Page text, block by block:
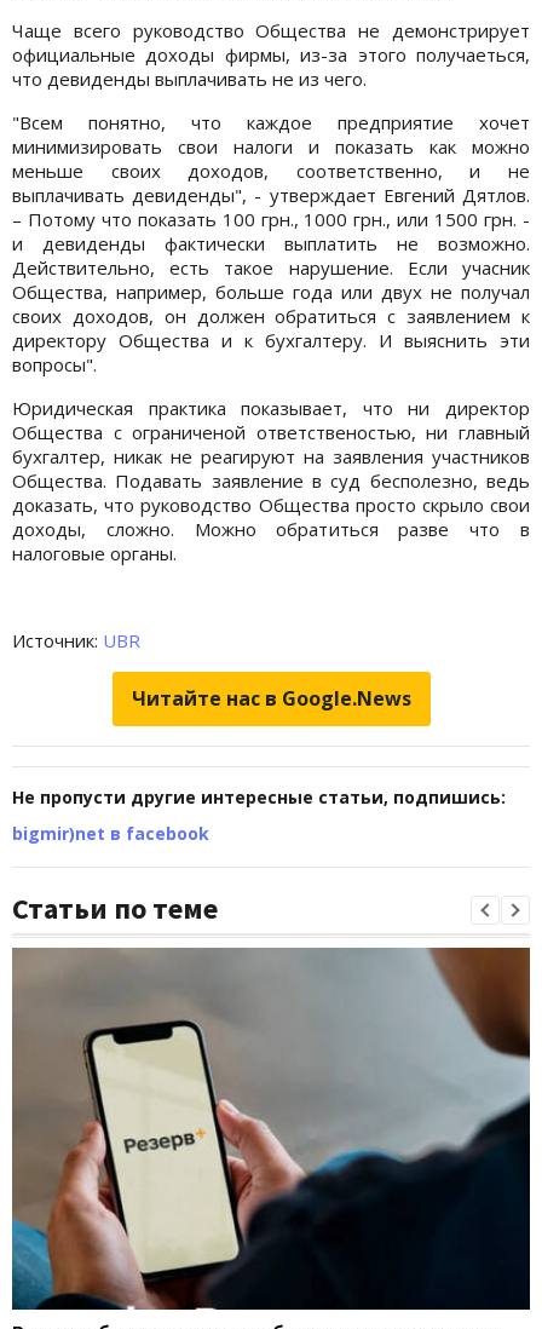
Чаще всего руководство Общества не демонстрирует
официальные доходы фирмы, из-за этого получаеться,
что девиденды выплачивать не из чего.
"Всем понятно, что каждое предприятие хочет
минимизировать свои налоги и показать как можно
меньше своих доходов, соответственно, и не
выплачивать девиденды", - утверждает Евгений Дятлов.
– Потому что показать 100 грн., 1000 грн., или 1500 грн. -
и девиденды фактически выплатить не возможно.
Действительно, есть такое нарушение. Если учасник
Общества, например, больше года или двух не получал
своих доходов, он должен обратиться с заявлением к
директору Общества и к бухгалтеру. И выяснить эти
вопросы".
Юридическая практика показывает, что ни директор
Общества с ограниченой ответственостью, ни главный
бухгалтер, никак не реагируют на заявления участников
Общества. Подавать заявление в суд бесполезно, ведь
доказать, что руководство Общества просто скрыло свои
доходы, сложно. Можно обратиться разве что в
налоговые органы.
Источник: UBR
Читайте нас в Google.News
Не пропусти другие интересные статьи, подпишись:
bigmir)net в facebook
Статьи по теме